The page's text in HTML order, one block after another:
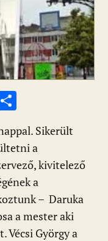
ss
za
m
e
g
Sikerült
a
kivitelező
a
– Daruka
a mester aki
Vécsi György a